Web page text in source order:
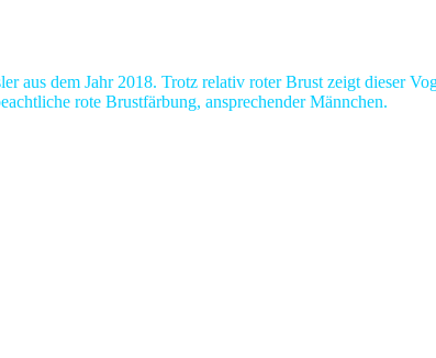
aus dem Jahr 2018. Trotz relativ roter Brust zeigt dieser
rote Brustfärbung, ansprechender Männchen.